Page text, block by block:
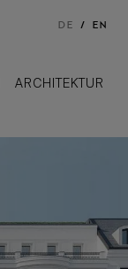
DE EN
ARCHITEKTUR